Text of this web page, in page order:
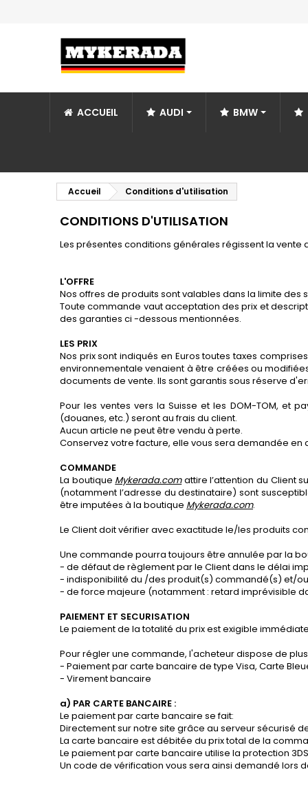
ACCUEIL AUDI BMW
Accueil Conditions d'utilisation
CONDITIONS D'UTILISATION
Les présentes conditions générales régissent la vente
L'OFFRE
Nos offres de produits sont valables dans la limite des
Toute commande vaut acceptation des prix et
des garanties ci -dessous mentionnées.
LES PRIX
Nos prix sont indiqués en Euros toutes taxes
environnementale venaient à être créées ou
documents de vente. Ils sont garantis sous réserve
Pour les ventes vers la Suisse et les DOM-TOM, et
(douanes, etc.) seront au frais du client.
Aucun article ne peut être vendu à perte.
Conservez votre facture, elle vous sera demandée
COMMANDE
La boutique Mykerada.comattire l’attention du Client
(notamment l’adresse du destinataire) sont
être imputées à la boutique Mykerada.com.
Le Client doit vérifier avec exactitude le/les produits
Une commande pourra toujours être annulée par la
- de défaut de règlement par le Client dans le délai
- indisponibilité du /des produit(s) commandé(s) et/
- de force majeure (notamment : retard imprévisible
PAIEMENT ET SECURISATION
Le paiement de la totalité du prix est exigible
Pour régler une commande, l'acheteur dispose de
- Paiement par carte bancaire de type Visa, Carte
- Virement bancaire
a) PAR CARTE BANCAIRE :
Le paiement par carte bancaire se fait:
Directement sur notre site grâce au serveur sécurisé
La carte bancaire est débitée du prix total de la
Le paiement par carte bancaire utilise la protection
Un code de vérification vous sera ainsi demandé lors